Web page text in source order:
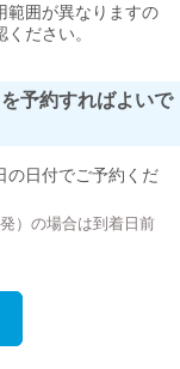
範囲が異なりますの
ください。
予約すればよいで
の日付でご予約くだ
）の場合は到着日前